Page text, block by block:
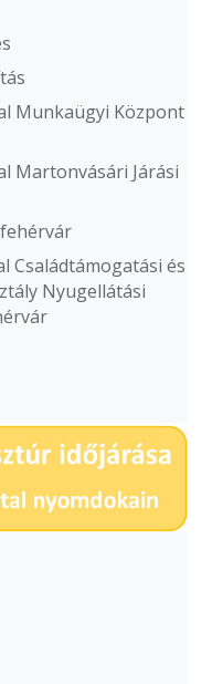
Munkaügyi Központ
Martonvásári Járási
Családtámogatási és
Nyugellátási